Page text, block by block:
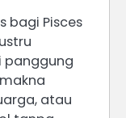
bagi Pisces
panggung
atau